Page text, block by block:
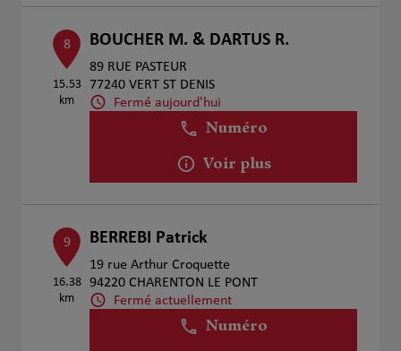
8
15.53
km
BOUCHER M. & DARTUS R.
89 RUE PASTEUR
77240 VERT ST DENIS
Fermé aujourd'hui
Numéro
Voir plus
9
16.38
km
BERREBI Patrick
19 rue Arthur Croquette
94220 CHARENTON LE PONT
Fermé actuellement
Numéro